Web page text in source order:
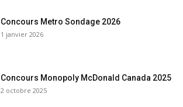
Concours Metro Sondage 2026
1 janvier 2026
Concours Monopoly McDonald Canada 2025
2 octobre 2025